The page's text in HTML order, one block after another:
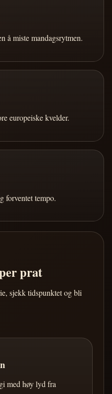
å miste mandagsrytmen.
europeiske kvelder.
forventet tempo.
prat
sjekk tidspunktet og bli
med høy lyd fra